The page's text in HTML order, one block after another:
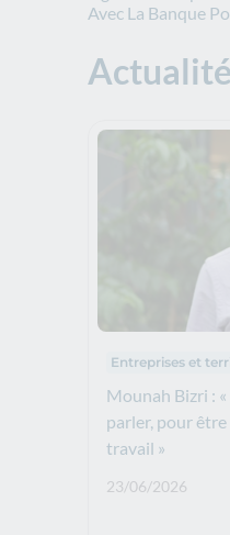
Avec La Banque
Thématiques :
Entreprises et
Mounah Bizri :
parler, pour
travail »
Date de
23/06/2026